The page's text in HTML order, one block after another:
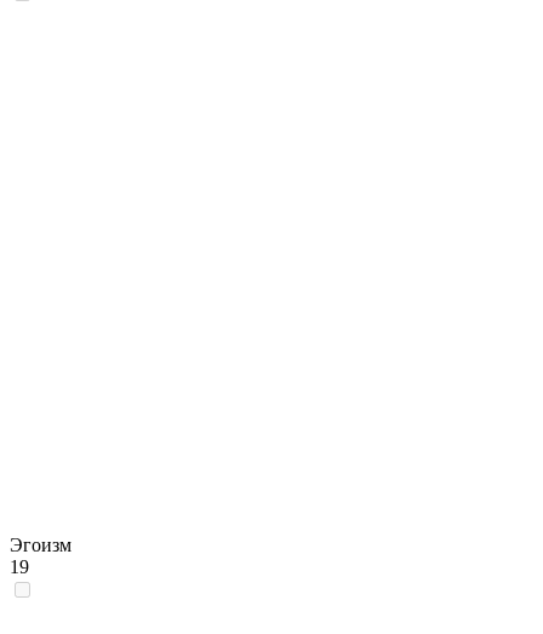
Эгоизм
19